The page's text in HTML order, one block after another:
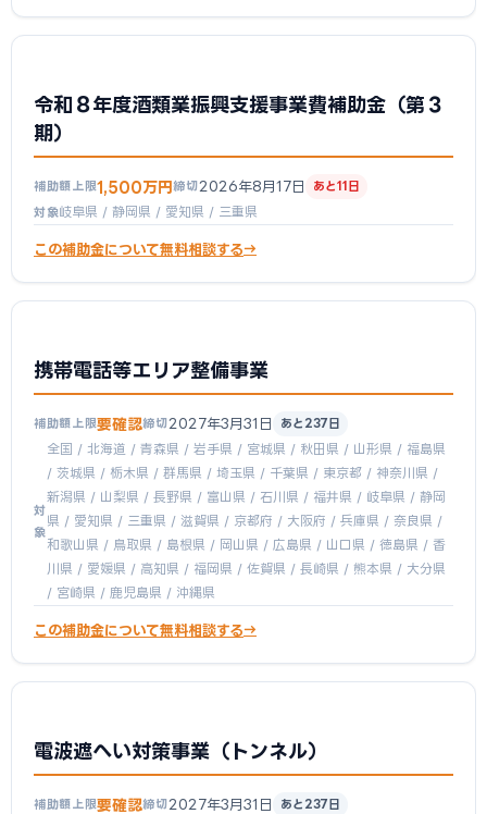
令和８年度酒類業振興支援事業費補助金（第３
期）
補助額上限1,500万円締切 2026年8月17日
あと11日
対象岐阜県 / 静岡県 / 愛知県 / 三重県
この補助金について無料相談する
携帯電話等エリア整備事業
補助額上限要確認締切 2027年3月31日 あと237日
対
象
全国 / 北海道 / 青森県 / 岩手県 / 宮城県 / 秋田県 / 山形県 / 福島県
/ 茨城県 / 栃木県 / 群馬県 / 埼玉県 / 千葉県 / 東京都 / 神奈川県 /
新潟県 / 山梨県 / 長野県 / 富山県 / 石川県 / 福井県 / 岐阜県 / 静岡
県 / 愛知県 / 三重県 / 滋賀県 / 京都府 / 大阪府 / 兵庫県 / 奈良県 /
和歌山県 / 鳥取県 / 島根県 / 岡山県 / 広島県 / 山口県 / 徳島県 / 香
川県 / 愛媛県 / 高知県 / 福岡県 / 佐賀県 / 長崎県 / 熊本県 / 大分県
/ 宮崎県 / 鹿児島県 / 沖縄県
この補助金について無料相談する
電波遮へい対策事業（トンネル）
補助額上限要確認締切 2027年3月31日 あと237日